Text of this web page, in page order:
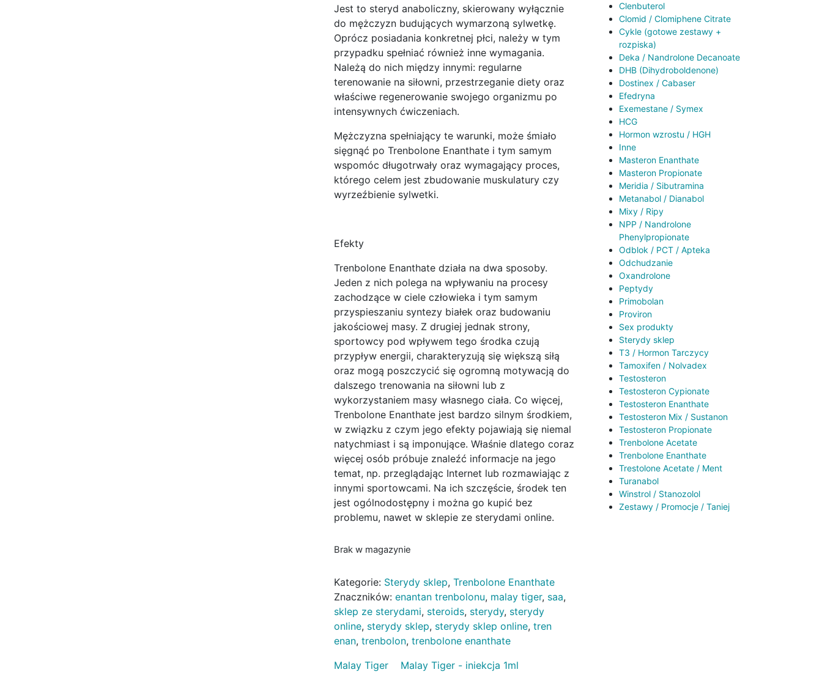
Jest to steryd anaboliczny, skierowany wyłącznie
do mężczyzn budujących wymarzoną sylwetkę.
Oprócz posiadania konkretnej płci, należy w tym
przypadku spełniać również inne wymagania.
Należą do nich między innymi: regularne
terenowanie na siłowni, przestrzeganie diety oraz
właściwe regenerowanie swojego organizmu po
intensywnych ćwiczeniach.
Mężczyzna spełniający te warunki, może śmiało
sięgnąć po Trenbolone Enanthate i tym samym
wspomóc długotrwały oraz wymagający proces,
którego celem jest zbudowanie muskulatury czy
wyrzeźbienie sylwetki.
Efekty
Trenbolone Enanthate działa na dwa sposoby.
Jeden z nich polega na wpływaniu na procesy
zachodzące w ciele człowieka i tym samym
przyspieszaniu syntezy białek oraz budowaniu
jakościowej masy. Z drugiej jednak strony,
sportowcy pod wpływem tego środka czują
przypływ energii, charakteryzują się większą siłą
oraz mogą poszczycić się ogromną motywacją do
dalszego trenowania na siłowni lub z
wykorzystaniem masy własnego ciała. Co więcej,
Trenbolone Enanthate jest bardzo silnym środkiem,
w związku z czym jego efekty pojawiają się niemal
natychmiast i są imponujące. Właśnie dlatego coraz
więcej osób próbuje znaleźć informacje na jego
temat, np. przeglądając Internet lub rozmawiając z
innymi sportowcami. Na ich szczęście, środek ten
jest ogólnodostępny i można go kupić bez
problemu, nawet w sklepie ze sterydami online.
Brak w magazynie
Kategorie: Sterydy sklep, Trenbolone Enanthate
Znaczników: enantan trenbolonu, malay tiger, saa,
sklep ze sterydami, steroids, sterydy, sterydy
online, sterydy sklep, sterydy sklep online, tren
enan, trenbolon, trenbolone enanthate
Malay Tiger
Malay Tiger - iniekcja 1ml
Clenbuterol
Clomid / Clomiphene Citrate
Cykle (gotowe zestawy +
rozpiska)
Deka / Nandrolone Decanoate
DHB (Dihydroboldenone)
Dostinex / Cabaser
Efedryna
Exemestane / Symex
HCG
Hormon wzrostu / HGH
Inne
Masteron Enanthate
Masteron Propionate
Meridia / Sibutramina
Metanabol / Dianabol
Mixy / Ripy
NPP / Nandrolone
Phenylpropionate
Odblok / PCT / Apteka
Odchudzanie
Oxandrolone
Peptydy
Primobolan
Proviron
Sex produkty
Sterydy sklep
T3 / Hormon Tarczycy
Tamoxifen / Nolvadex
Testosteron
Testosteron Cypionate
Testosteron Enanthate
Testosteron Mix / Sustanon
Testosteron Propionate
Trenbolone Acetate
Trenbolone Enanthate
Trestolone Acetate / Ment
Turanabol
Winstrol / Stanozolol
Zestawy / Promocje / Taniej